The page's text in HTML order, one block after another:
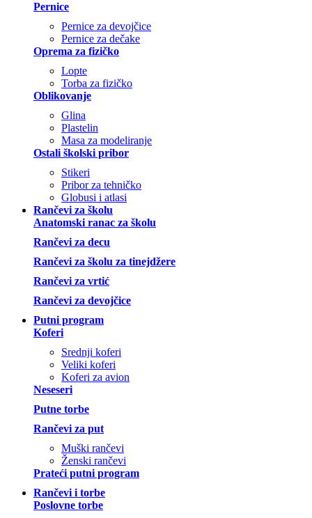
Pernice
Pernice za devojčice
Pernice za dečake
Oprema za fizičko
Lopte
Torba za fizičko
Oblikovanje
Glina
Plastelin
Masa za modeliranje
Ostali školski pribor
Stikeri
Pribor za tehničko
Globusi i atlasi
Rančevi za školu
Anatomski ranac za školu
Rančevi za decu
Rančevi za školu za tinejdžere
Rančevi za vrtić
Rančevi za devojčice
Putni program
Koferi
Srednji koferi
Veliki koferi
Koferi za avion
Neseseri
Putne torbe
Rančevi za put
Muški rančevi
Ženski rančevi
Prateći putni program
Rančevi i torbe
Poslovne torbe